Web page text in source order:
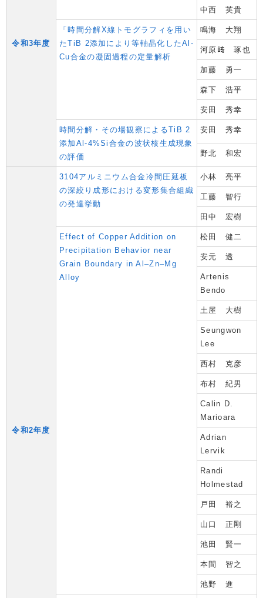
令和3年度
中西 英貴
「時間分解X線トモグラフィを用い
たTiB 2添加により等軸晶化したAl-
Cu合金の凝固過程の定量解析
鳴海 大翔
河原﨑 琢也
加藤 勇一
森下 浩平
安田 秀幸
時間分解・その場観察によるTiB 2
添加Al-4%Si合金の波状核生成現象
の評価
安田 秀幸
野北 和宏
令和2年度
3104アルミニウム合金冷間圧延板
の深絞り成形における変形集合組織
の発達挙動
小林 亮平
工藤 智行
田中 宏樹
Effect of Copper Addition on
Precipitation Behavior near
Grain Boundary in Al–Zn–Mg
Alloy
松田 健二
安元 透
Artenis
Bendo
土屋 大樹
Seungwon
Lee
西村 克彦
布村 紀男
Calin D.
Marioara
Adrian
Lervik
Randi
Holmestad
戸田 裕之
山口 正剛
池田 賢一
本間 智之
池野 進